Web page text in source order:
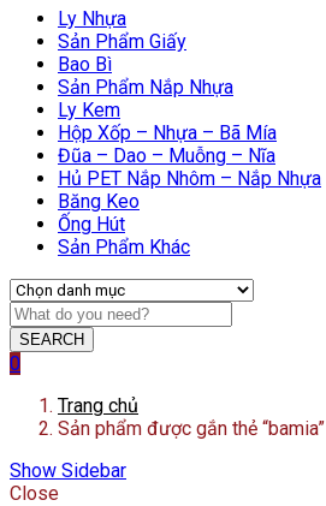
Ly Nhựa
Sản Phẩm Giấy
Bao Bì
Sản Phẩm Nắp Nhựa
Ly Kem
Hộp Xốp – Nhựa – Bã Mía
Đũa – Dao – Muỗng – Nĩa
Hủ PET Nắp Nhôm – Nắp Nhựa
Băng Keo
Ống Hút
Sản Phẩm Khác
SEARCH
0
Trang chủ
Sản phẩm được gắn thẻ “bamia”
Show Sidebar
Close